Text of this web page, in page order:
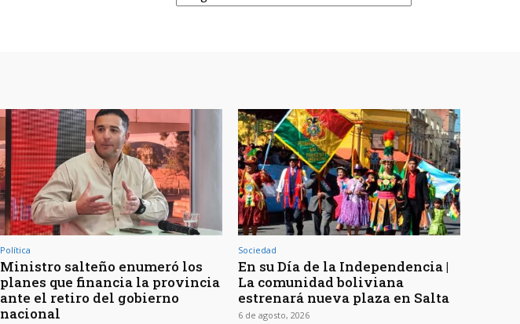
Política
Ministro salteño enumeró los
planes que financia la provincia
ante el retiro del gobierno
nacional
Sociedad
En su Día de la Independencia |
La comunidad boliviana
estrenará nueva plaza en Salta
6 de agosto, 2026